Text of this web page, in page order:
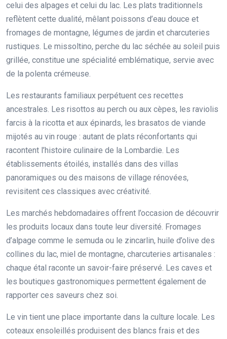
celui des alpages et celui du lac. Les plats traditionnels
reflètent cette dualité, mêlant poissons d’eau douce et
fromages de montagne, légumes de jardin et charcuteries
rustiques. Le missoltino, perche du lac séchée au soleil puis
grillée, constitue une spécialité emblématique, servie avec
de la polenta crémeuse.
Les restaurants familiaux perpétuent ces recettes
ancestrales. Les risottos au perch ou aux cèpes, les raviolis
farcis à la ricotta et aux épinards, les brasatos de viande
mijotés au vin rouge : autant de plats réconfortants qui
racontent l’histoire culinaire de la Lombardie. Les
établissements étoilés, installés dans des villas
panoramiques ou des maisons de village rénovées,
revisitent ces classiques avec créativité.
Les marchés hebdomadaires offrent l’occasion de découvrir
les produits locaux dans toute leur diversité. Fromages
d’alpage comme le semuda ou le zincarlin, huile d’olive des
collines du lac, miel de montagne, charcuteries artisanales :
chaque étal raconte un savoir-faire préservé. Les caves et
les boutiques gastronomiques permettent également de
rapporter ces saveurs chez soi.
Le vin tient une place importante dans la culture locale. Les
coteaux ensoleillés produisent des blancs frais et des